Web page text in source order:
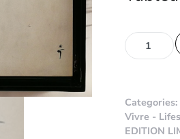
TABLEAU
Categories:
Vivre -
EDITION